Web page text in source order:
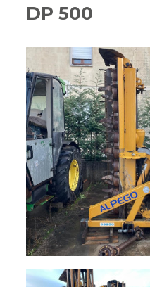
NOSTRO
NOLEGGIO
PROMOZIONI
SERVIZI
DP 500
TELESCOPICI
TRINCE
TESTATE
POLVERIZZATORI